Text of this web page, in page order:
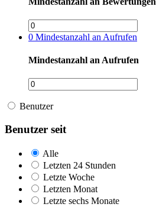
0 Mindestanzahl an Aufrufen
Mindestanzahl an Aufrufen
Benutzer
Benutzer seit
Alle
Letzten 24 Stunden
Letzte Woche
Letzten Monat
Letzte sechs Monate